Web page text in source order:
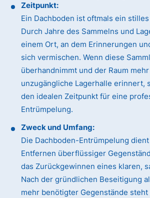
Zeitpunkt:
Ein Dachboden ist oftmals ein
Durch Jahre des Sammelns und
einem Ort, an dem Erinnerungen
sich vermischen. Wenn diese
überhandnimmt und der Raum
unzugängliche Lagerhalle erinnert,
den idealen Zeitpunkt für eine
Entrümpelung.
Zweck und Umfang:
Die Dachboden-Entrümpelung
Entfernen überflüssiger
das Zurückgewinnen eines klaren,
Nach der gründlichen Beseitigung
mehr benötigter Gegenstände steht